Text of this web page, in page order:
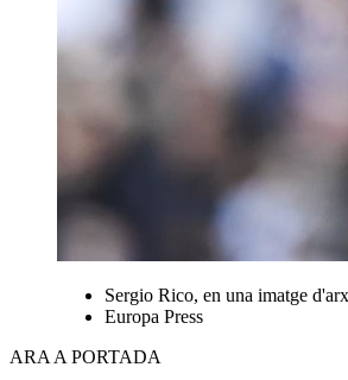
Sergio Rico, en una imatge
Europa Press
ARA A PORTADA